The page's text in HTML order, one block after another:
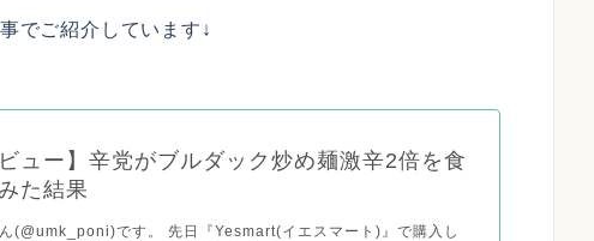
でご紹介しています↓
ビュー】辛党がブルダック炒め麺激辛2倍を食
た結果
(@umk_poni)です。 先日『Yesmart(イエスマート)』で購入し